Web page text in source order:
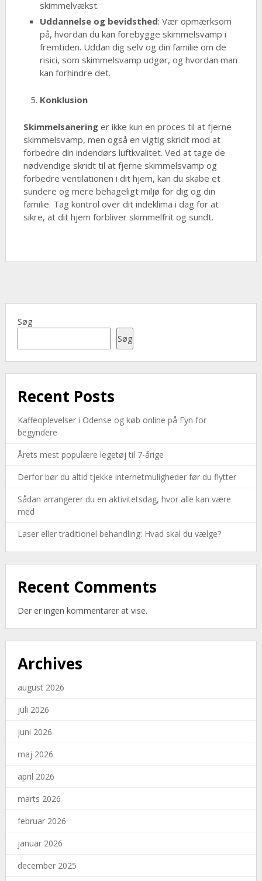
skimmelvækst.
Uddannelse og bevidsthed: Vær opmærksom
på, hvordan du kan forebygge skimmelsvamp i
fremtiden. Uddan dig selv og din familie om de
risici, som skimmelsvamp udgør, og hvordan man
kan forhindre det.
Konklusion
Skimmelsaneringer ikke kun en proces til at fjerne
skimmelsvamp, men også en vigtig skridt mod at
forbedre din indendørs luftkvalitet. Ved at tage de
nødvendige skridt til at fjerne skimmelsvamp og
forbedre ventilationen i dit hjem, kan du skabe et
sundere og mere behageligt miljø for dig og din
familie. Tag kontrol over dit indeklima i dag for at
sikre, at dit hjem forbliver skimmelfrit og sundt.
Søg
Søg
Recent Posts
Kaffeoplevelser i Odense og køb online på Fyn for
begyndere
Årets mest populære legetøj til 7-årige
Derfor bør du altid tjekke internetmuligheder før du flytter
Sådan arrangerer du en aktivitetsdag, hvor alle kan være
med
Laser eller traditionel behandling: Hvad skal du vælge?
Recent Comments
Der er ingen kommentarer at vise.
Archives
august 2026
juli 2026
juni 2026
maj 2026
april 2026
marts 2026
februar 2026
januar 2026
december 2025